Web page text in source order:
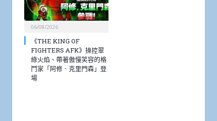
06/08/2026
《THE KING OF
FIGHTERS AFK》操控翠
綠火焰、帶著傲慢笑容的格
鬥家「阿修．克里門森」登
場